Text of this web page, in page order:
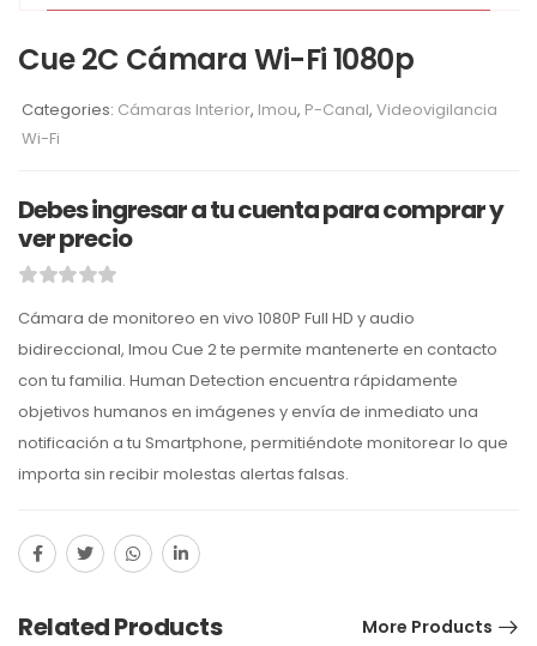
Cue 2C Cámara Wi-Fi 1080p
Categories: Cámaras Interior, Imou, P-Canal, Videovigilancia
Wi-Fi
Debes ingresar a tu cuenta para comprar y
ver precio
Cámara de monitoreo en vivo 1080P Full HD y audio
bidireccional, Imou Cue 2 te permite mantenerte en contacto
con tu familia. Human Detection encuentra rápidamente
objetivos humanos en imágenes y envía de inmediato una
notificación a tu Smartphone, permitiéndote monitorear lo que
importa sin recibir molestas alertas falsas.
Related Products More Products